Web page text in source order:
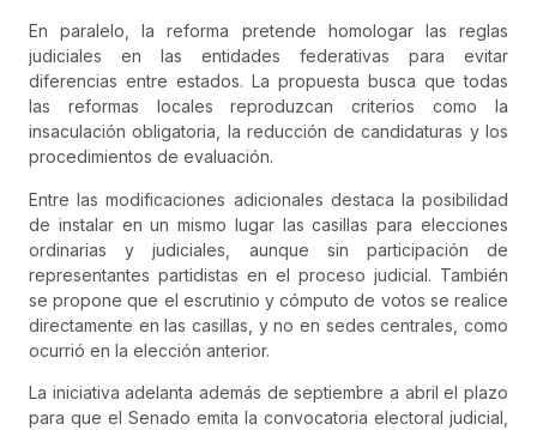
En paralelo, la reforma pretende homologar las reglas
judiciales en las entidades federativas para evitar
diferencias entre estados. La propuesta busca que todas
las reformas locales reproduzcan criterios como la
insaculación obligatoria, la reducción de candidaturas y los
procedimientos de evaluación.
Entre las modificaciones adicionales destaca la posibilidad
de instalar en un mismo lugar las casillas para elecciones
ordinarias y judiciales, aunque sin participación de
representantes partidistas en el proceso judicial. También
se propone que el escrutinio y cómputo de votos se realice
directamente en las casillas, y no en sedes centrales, como
ocurrió en la elección anterior.
La iniciativa adelanta además de septiembre a abril el plazo
para que el Senado emita la convocatoria electoral judicial,